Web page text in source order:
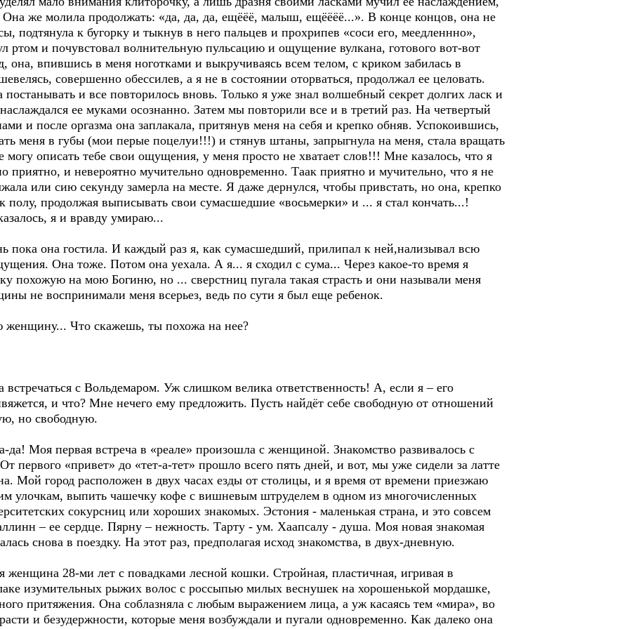
же молила продолжать: «да, да, да, ещёёё, малыш, ещёёёё...». В конце концов, она не
подтянула к бугорку и тыкнув в него пальцев и прохрипев «соси его, меедленнно»,
ртом и почувстовал волнительную пульсацию и ощущение вулкана, готового вот-вот
она, впившись в меня ноготками и выкручиваясь всем телом, с криком забилась в
совершенно обессилев, а я не в состоянии оторваться, продолжал ее целовать.
и все повторилось вновь. Только я уже знал волшебный секрет долгих ласк и
ее муками осознанно. Затем мы повторили все и в третий раз. На четвертый
и после оргазма она заплакала, притянув меня на себя и крепко обняв. Успокоившись,
меня в губы (мои перые поцелуи!!!) и стянув штаны, запрыгнула на меня, стала вращать
описать тебе свои ощущения, у меня просто не хватает слов!!! Мне казалось, что я
приятно, и невероятно мучительно одновременно. Таак приятно и мучительно, что я не
или сию секунду замерла на месте. Я даже дернулся, чтобы привстать, но она, крепко
полу, продолжая выписывать свои сумасшедшие «восьмерки» и ... я стал кончать...!
я и вравду умираю...
пока она гостила. И каждый раз я, как сумасшедший, прилипал к ней,нализывал всю
Она тоже. Потом она уехала. А я... я сходил с сума... Через какое-то время я
похожую на мою Богиню, но ... сверстниц пугала такая страсть и они называли меня
не воспринимали меня всерьез, ведь по сути я был еще ребенок.
женщину... Что скажешь, ты похожа на нее?
с Вольдемаром. Уж слишком велика ответственность! А, если я – его
и что? Мне нечего ему предложить. Пусть найдёт себе свободную от отношений
но свободную.
да! Моя первая встреча в «реале» произошла с женщиной. Знакомство развивалось с
первого «привет» до «тет-а-тет» прошло всего пять дней, и вот, мы уже сидели за латте
Мой город расположен в двух часах езды от столицы, и я время от времени приезжаю
улочкам, выпить чашечку кофе с вишневым штруделем в одном из многочисленных
сокурсниц или хороших знакомых. Эстония - маленькая страна, и это совсем
– ее сердце. Пярну – нежность. Тарту - ум. Хаапсалу - душа. Моя новая знакомая
снова в поездку. На этот раз, предполагая исход знакомства, в двух-дневную.
женщина 28-ми лет с повадками лесной кошки. Стройная, пластичная, игривая в
изумительных рыжих волос с россыпью милых веснушек на хорошенькой мордашке,
притяжения. Она соблазняла с любым выражением лица, а уж касаясь тем «мира», во
и безудержности, которые меня возбуждали и пугали одновременно. Как далеко она